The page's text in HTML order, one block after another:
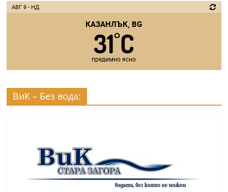
АВГ 9 - НД
КАЗАНЛЪК, BG
31°C
предимно ясно
ВиК – Без вода: